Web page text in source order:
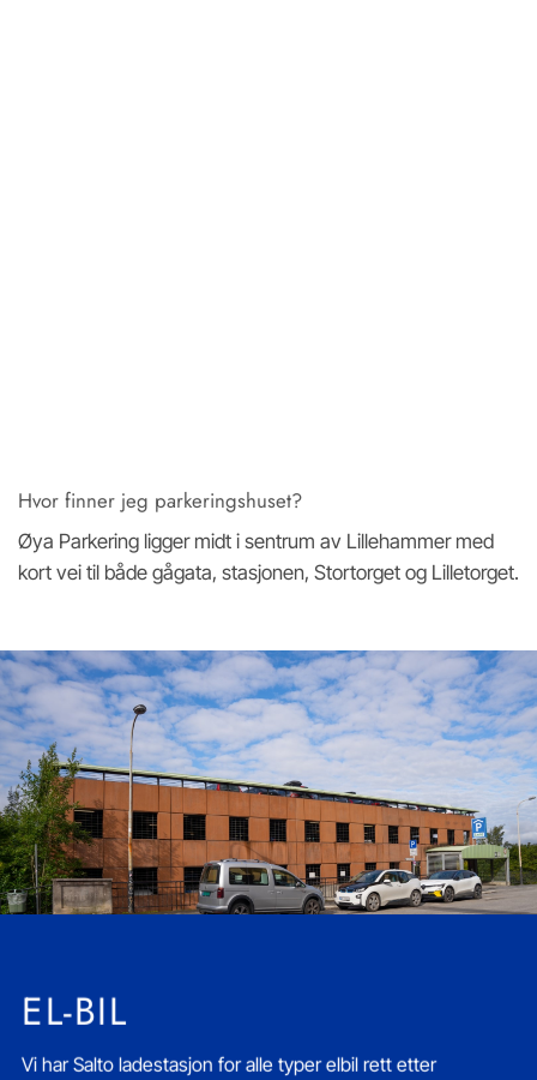
Hvor finner jeg parkeringshuset?
Øya Parkering ligger midt i sentrum av Lillehammer med
kort vei til både gågata, stasjonen, Stortorget og Lilletorget.
EL-BIL
Vi har Salto ladestasjon for alle typer elbil rett etter